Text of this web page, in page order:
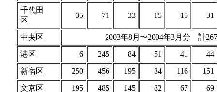
千代田
区
35 71 33 15 15 31
中央区 2003年8月〜2004年3月分 計
港区 6 245 84 51 41 44
新宿区 250 456 195 84 116 151
文京区 195 485 145 82 67 69